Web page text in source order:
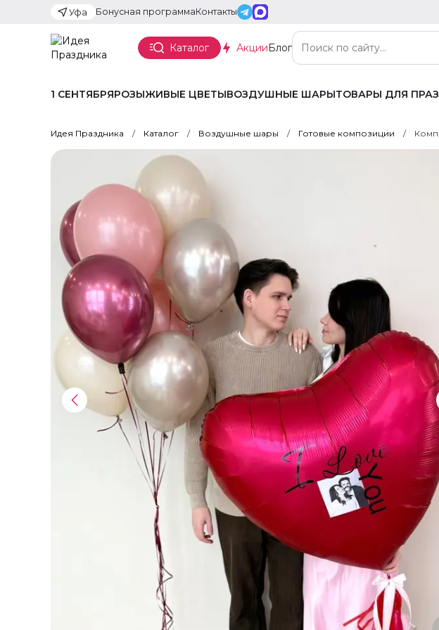
Уфа Бонусная программаКонтакты
Каталог АкцииБлог
1 СЕНТЯБРЯРОЗЫЖИВЫЕ ЦВЕТЫВОЗДУШНЫЕ ШАРЫТОВАРЫ ДЛЯ
Идея Праздника Каталог Воздушные шары Готовые композиции